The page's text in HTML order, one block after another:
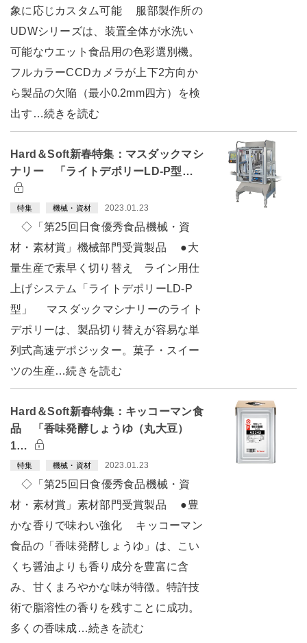
象に応じカスタム可能 服部製作所の
UDWシリーズは、装置全体が水洗い
可能なウエット食品用の色彩選別機。
フルカラーCCDカメラが上下2方向か
ら製品の欠陥（最小0.2mm四方）を検
出す…続きを読む
Hard＆Soft新春特集：マスダックマシ
ナリー 「ライトデポリーLD-P型…
特集 機械・資材 2023.01.23
◇「第25回日食優秀食品機械・資
材・素材賞」機械部門受賞製品 ●大
量生産で素早く切り替え ライン用仕
上げシステム「ライトデポリーLD-P
型」 マスダックマシナリーのライト
デポリーは、製品切り替えが容易な単
列式高速デポジッター。菓子・スイー
ツの生産…続きを読む
Hard＆Soft新春特集：キッコーマン食
品 「香味発酵しょうゆ（丸大豆）
1…
特集 機械・資材 2023.01.23
◇「第25回日食優秀食品機械・資
材・素材賞」素材部門受賞製品 ●豊
かな香りで味わい強化 キッコーマン
食品の「香味発酵しょうゆ」は、こい
くち醤油よりも香り成分を豊富に含
み、甘くまろやかな味が特徴。特許技
術で脂溶性の香りを残すことに成功。
多くの香味成…続きを読む